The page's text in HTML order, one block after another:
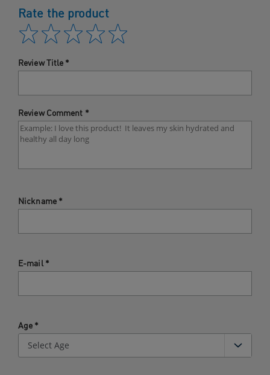
Rate the product
Review Title *
Review Comment *
Nickname *
E-mail *
Age *